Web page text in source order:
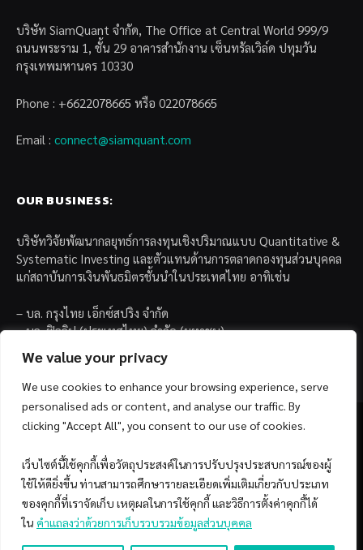
We value your privacy
We use cookies to enhance your browsing experience, serve
personalised ads or content, and analyse our traffic. By
clicking "Accept All", you consent to our use of cookies.
เว็บไซต์นี้ใช้คุกกี้เพื่อวัตถุประสงค์ในการปรับปรุงประสบการณ์ของผู้
ใช้ให้ดียิ่งขึ้น ท่านสามารถศึกษารายละเอียดเพิ่มเติมเกี่ยวกับประเภท
ของคุกกี้ที่เราจัดเก็บ เหตุผลในการใช้คุกกี้ และวิธีการตั้งค่าคุกกี้ได้
ใน คำแถลงว่าด้วยการเก็บรวบรวมข้อมูลส่วนบุคคล
บริษัท SiamQuant จำกัด, The Office at Central World 999/9
ถนนพระราม 1, ชั้น 29 อาคารสำนักงาน เซ็นทรัลเวิล์ด ปทุมวัน
กรุงเทพมหานคร 10330
Phone : +6622078665 หรือ 022078665
Email : connect@siamquant.com
OUR BUSINESS:
บริษัทวิจัยพัฒนากลยุทธ์การลงทุนเชิงปริมาณแบบ Quantitative &
Systematic Investing และตัวแทนด้านการตลาดกองทุนส่วนบุคคล
แก่สถาบันการเงินพันธมิตรชั้นนำในประเทศไทย อาทิเช่น
– บล. กรุงไทย เอ็กซ์สปริง จำกัด
– บล. ฟิลลิป (ประเทศไทย) จำกัด (มหาชน)
FacebookYouTube
© 2026 Copyright by SiamQuant.